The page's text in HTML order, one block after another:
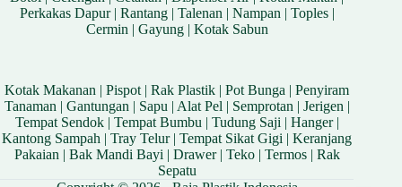
Perkakas Dapur| Rantang| Talenan| Nampan| Toples|
Cermin| Gayung| Kotak Sabun
Kotak Makanan |Pispot|Rak Plastik |Pot Bunga |Penyiram
Tanaman| Gantungan| Sapu| Alat Pel| Semprotan| Jerigen|
Tempat Sendok| Tempat Bumbu| Tudung Saji| Hanger|
Kantong Sampah |Tray Telur|Tempat Sikat Gigi |Keranjang
Pakaian| Bak Mandi Bayi| Drawer| Teko| Termos| Rak
Sepatu